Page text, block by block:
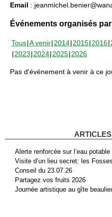
Email :
Événements organisés
Tous A venir 2014 2015 2016
2023 2024 2025 2026
Pas d'événement à venir à ce
Alerte renforcée sur l’eau potable
Visite d’un lieu secret: les
Conseil du 23.07.26
Partagez vos fruits 2026
Journée artistique au gîte